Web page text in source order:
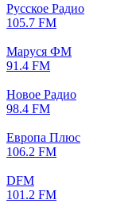
Русское Радио
105.7 FM
Маруся ФМ
91.4 FM
Новое Радио
98.4 FM
Европа Плюс
106.2 FM
DFM
101.2 FM